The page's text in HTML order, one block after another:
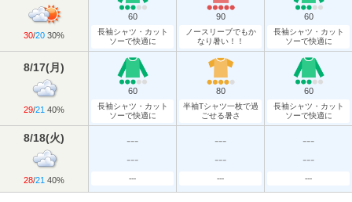
30/20 30%
60
長袖シャツ・カット
ソーで快適に
90
ノースリーブでもか
なり暑い！！
60
長袖シャツ・カット
ソーで快適に
8/17(月 )
29/21 40%
60
長袖シャツ・カット
ソーで快適に
80
半袖Tシャツ一枚で過
ごせる暑さ
60
長袖シャツ・カット
ソーで快適に
8/18(火)
28/21 40%
---
---
---
---
---
---
---
---
---